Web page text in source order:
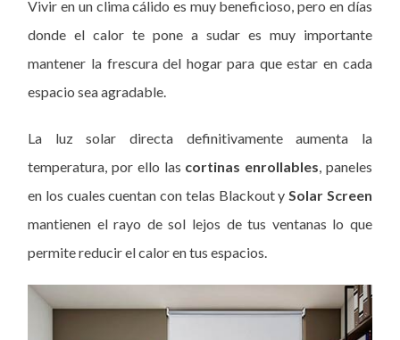
Vivir en un clima cálido es muy beneficioso, pero en días
donde el calor te pone a sudar es muy importante
mantener la frescura del hogar para que estar en cada
espacio sea agradable.
La luz solar directa definitivamente aumenta la
temperatura, por ello las cortinas enrollables, paneles
en los cuales cuentan con telas Blackout y Solar Screen
mantienen el rayo de sol lejos de tus ventanas lo que
permite reducir el calor en tus espacios.